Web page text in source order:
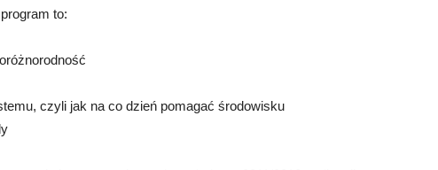
to:
czyli jak na co dzień pomagać środowisku